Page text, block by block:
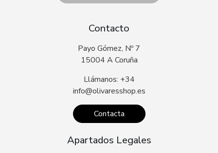
Contacto
Payo Gómez, Nº 7
15004 A Coruña
Llámanos: +34
info@olivaresshop.es
Contacta
Apartados Legales